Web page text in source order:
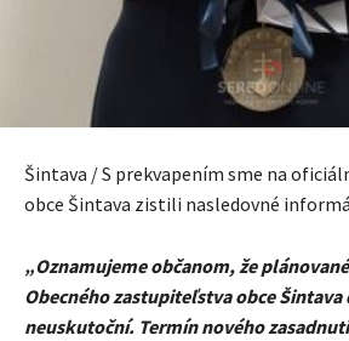
Šintava / S prekvapením sme na
obce Šintava zistili nasledovné
„Oznamujeme občanom, že
Obecného zastupiteľstva obce Šintava
neuskutoční. Termín nového